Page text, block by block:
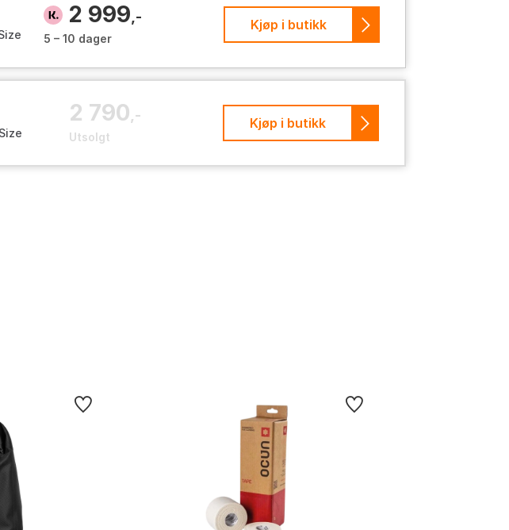
2 999,-
5 – 10 dager
Kjøp i butikk
2 790,-
Utsolgt
Kjøp i butikk